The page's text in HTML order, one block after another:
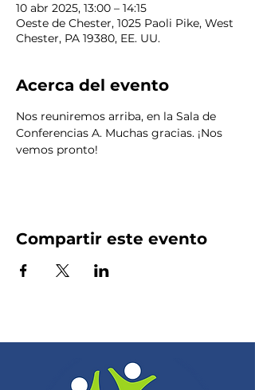
10 abr 2025, 13:00 – 14:15
Oeste de Chester, 1025 Paoli Pike, West
Chester, PA 19380, EE. UU.
Acerca del evento
Nos reuniremos arriba, en la Sala de
Conferencias A. Muchas gracias. ¡Nos
vemos pronto!
Compartir este evento